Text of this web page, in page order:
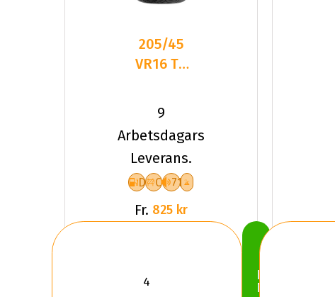
205/45
VR16 TL
DELINTE
AW7 XL
9
Arbetsdagars
Leverans.
D C 71
Fr. 825 kr
Köp
Nu